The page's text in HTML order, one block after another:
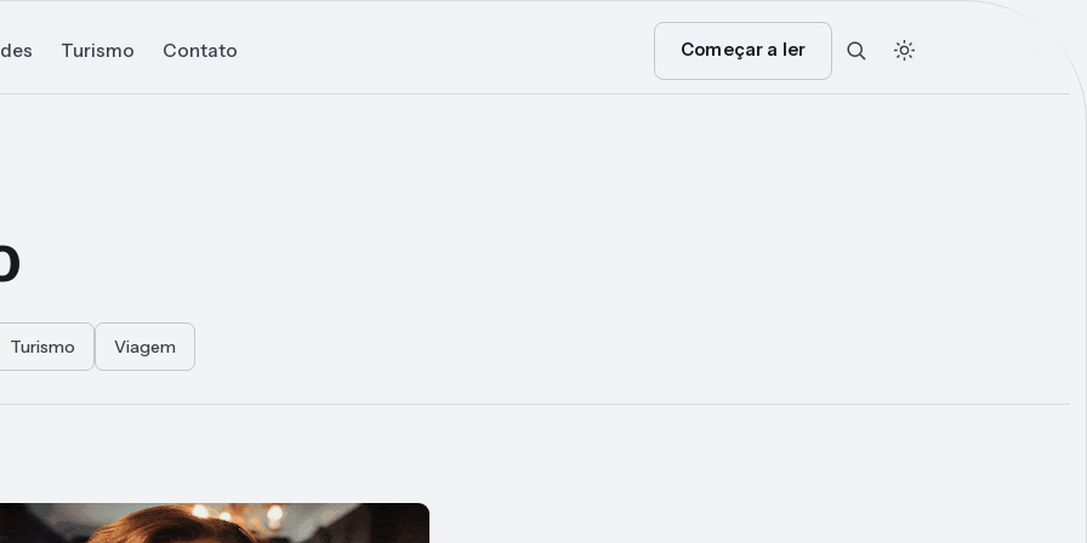
Turismo Contato Começar a ler
Turismo Viagem